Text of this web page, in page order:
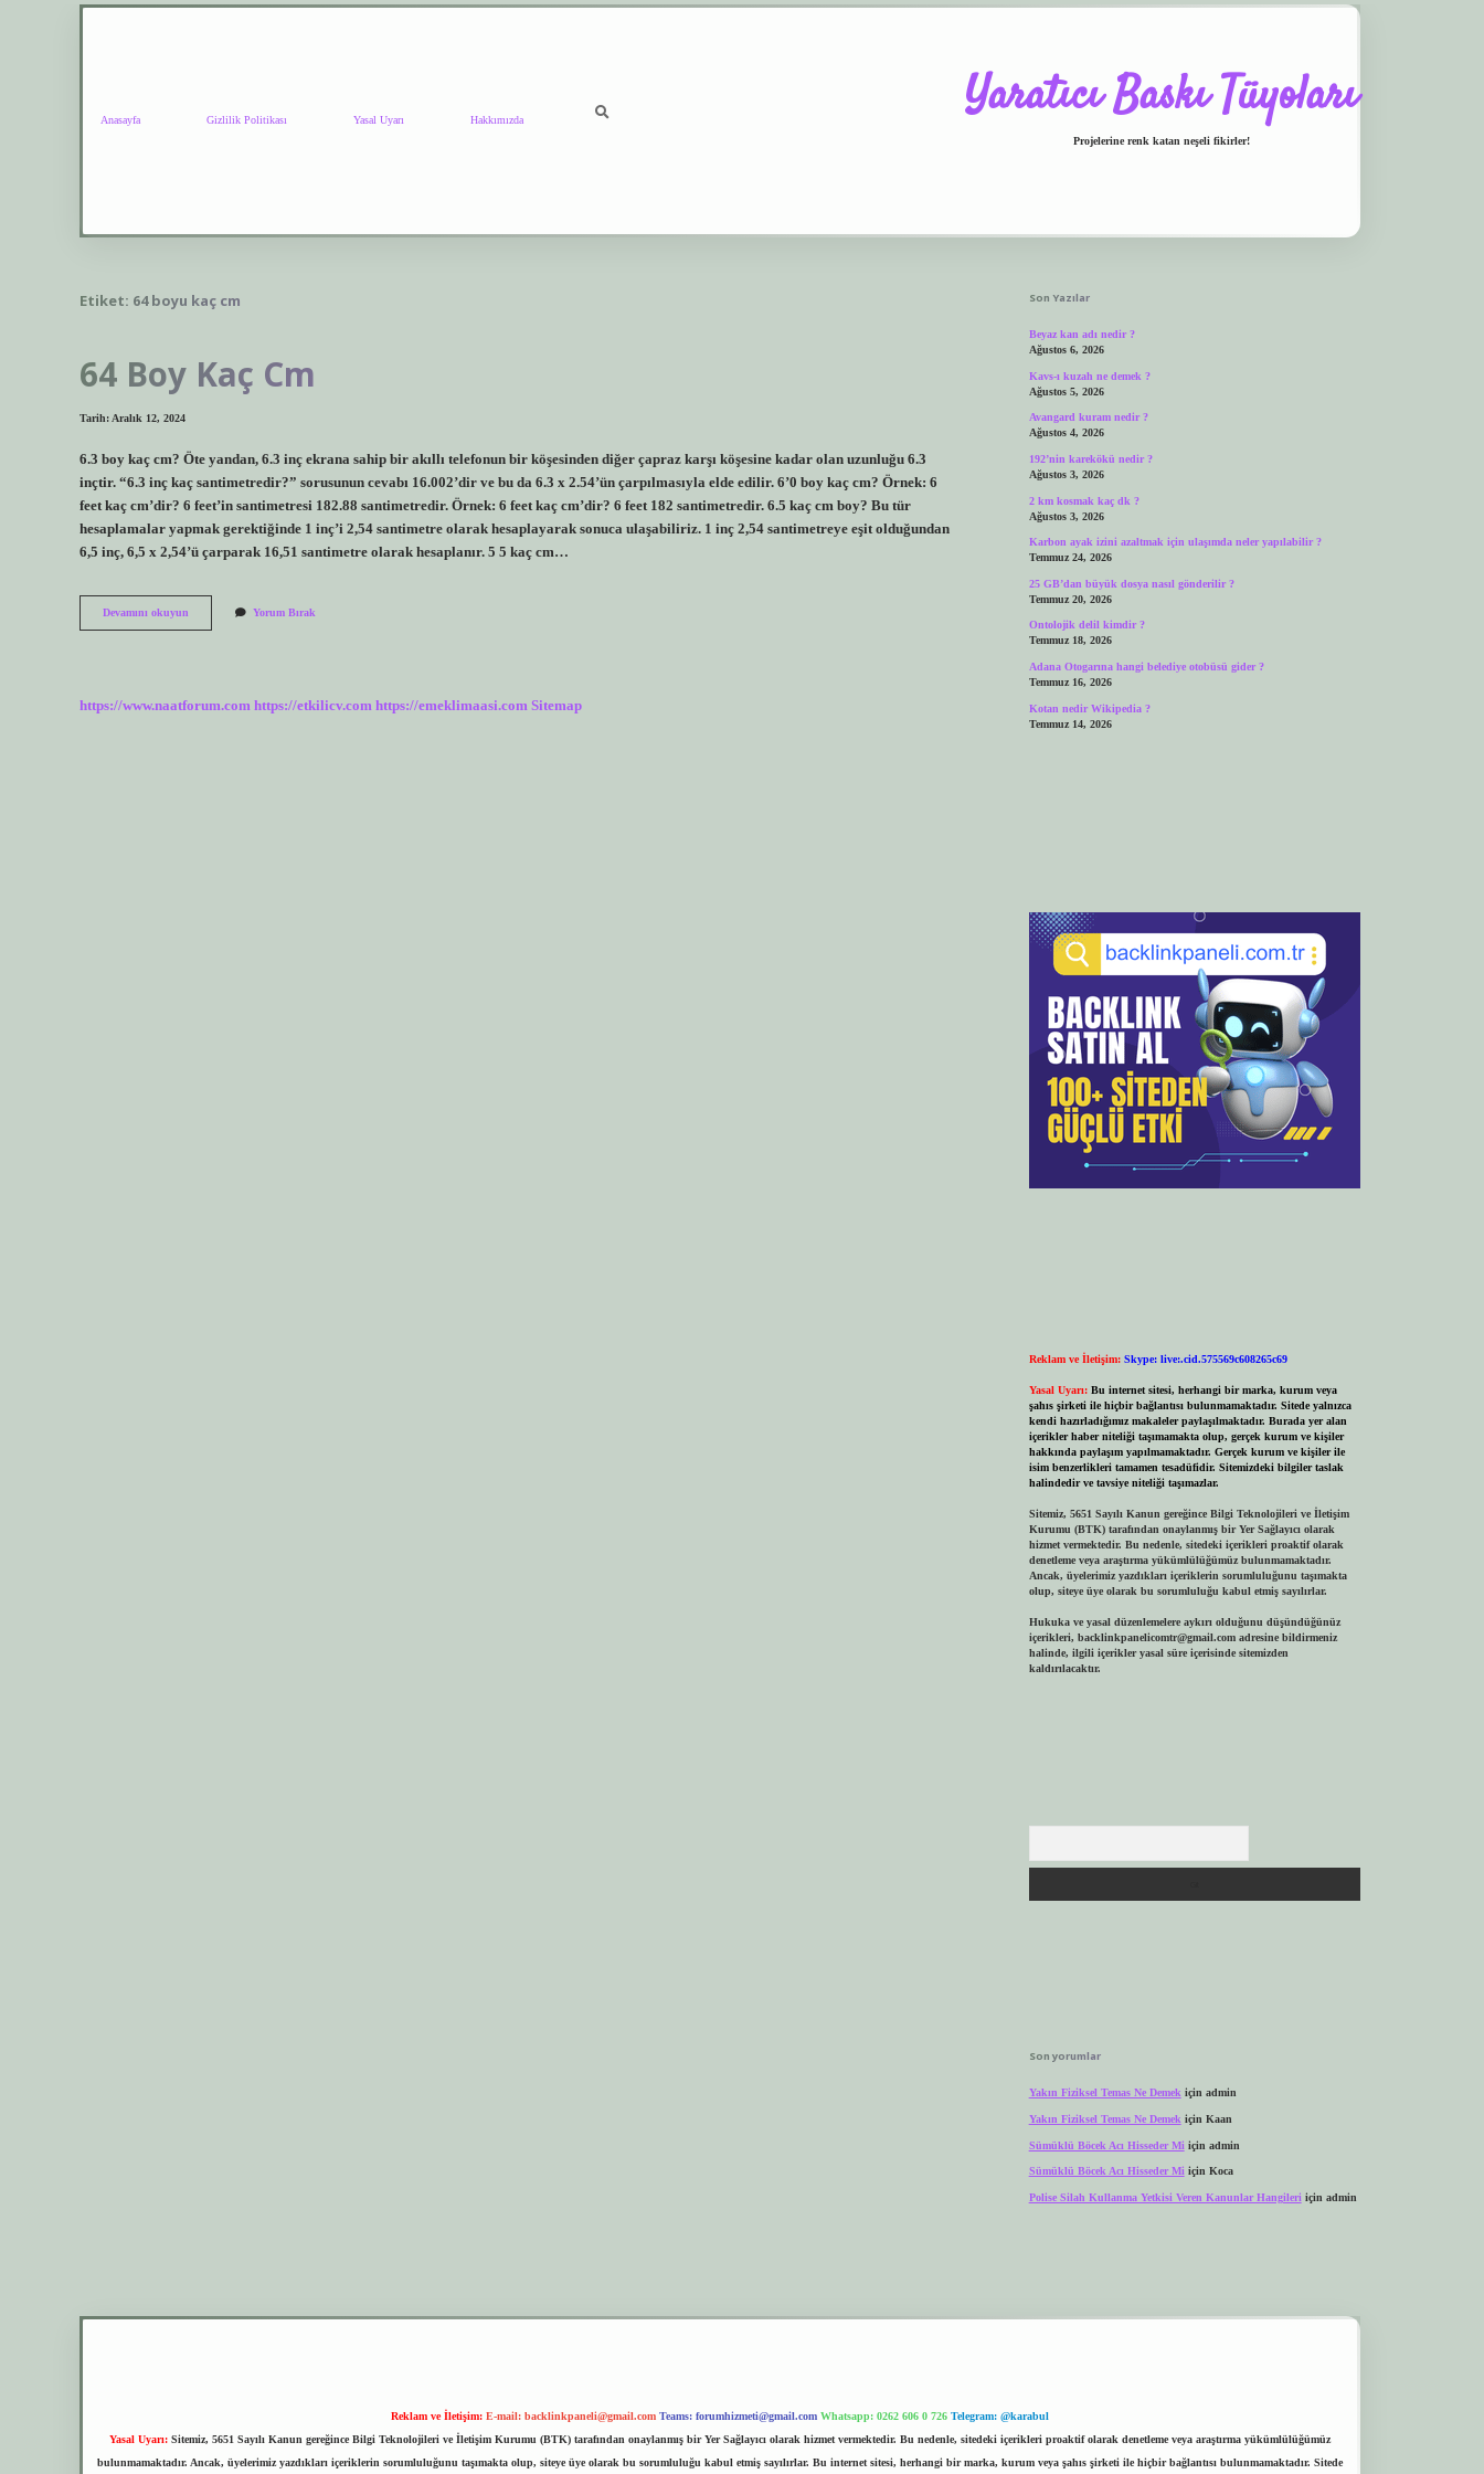
Anasayfa Gizlilik Politikası Yasal Uyarı Hakkımızda Yaratıcı Baskı Tüyoları
Projelerine renk katan neşeli fikirler!
Etiket: 64 boyu kaç cm
64 Boy Kaç Cm
Tarih: Aralık 12, 2024
6.3 boy kaç cm? Öte yandan, 6.3 inç ekrana sahip bir akıllı telefonun bir köşesinden diğer çapraz karşı köşesine kadar olan uzunluğu 6.3
inçtir. “6.3 inç kaç santimetredir?” sorusunun cevabı 16.002’dir ve bu da 6.3 x 2.54’ün çarpılmasıyla elde edilir. 6’0 boy kaç cm? Örnek: 6
feet kaç cm’dir? 6 feet’in santimetresi 182.88 santimetredir. Örnek: 6 feet kaç cm’dir? 6 feet 182 santimetredir. 6.5 kaç cm boy? Bu tür
hesaplamalar yapmak gerektiğinde 1 inç’i 2,54 santimetre olarak hesaplayarak sonuca ulaşabiliriz. 1 inç 2,54 santimetreye eşit olduğundan
6,5 inç, 6,5 x 2,54’ü çarparak 16,51 santimetre olarak hesaplanır. 5 5 kaç cm…
Devamını okuyun
Boy
Yorum Bırak
https://www.naatforum.com https://etkilicv.com https://emeklimaasi.com Sitemap
Son Yazılar
Beyaz kan adı nedir ?
Ağustos 6, 2026
Kavs-ı kuzah ne demek ?
Ağustos 5, 2026
Avangard kuram nedir ?
Ağustos 4, 2026
192’nin karekökü nedir ?
Ağustos 3, 2026
2 km kosmak kaç dk ?
Ağustos 3, 2026
Karbon ayak izini azaltmak için ulaşımda neler yapılabilir ?
Temmuz 24, 2026
25 GB’dan büyük dosya nasıl gönderilir ?
Temmuz 20, 2026
Ontolojik delil kimdir ?
Temmuz 18, 2026
Adana Otogarına hangi belediye otobüsü gider ?
Temmuz 16, 2026
Kotan nedir Wikipedia ?
Temmuz 14, 2026
Reklam ve İletişim: Skype: live:.cid.575569c608265c69
Yasal Uyarı: Bu internet sitesi, herhangi bir marka, kurum veya
şahıs şirketi ile hiçbir bağlantısı bulunmamaktadır. Sitede yalnızca
kendi hazırladığımız makaleler paylaşılmaktadır. Burada yer alan
içerikler haber niteliği taşımamakta olup, gerçek kurum ve kişiler
hakkında paylaşım yapılmamaktadır. Gerçek kurum ve kişiler ile
isim benzerlikleri tamamen tesadüfidir. Sitemizdeki bilgiler taslak
halindedir ve tavsiye niteliği taşımazlar.
Sitemiz, 5651 Sayılı Kanun gereğince Bilgi Teknolojileri ve İletişim
Kurumu (BTK) tarafından onaylanmış bir Yer Sağlayıcı olarak
hizmet vermektedir. Bu nedenle, sitedeki içerikleri proaktif olarak
denetleme veya araştırma yükümlülüğümüz bulunmamaktadır.
Ancak, üyelerimiz yazdıkları içeriklerin sorumluluğunu taşımakta
olup, siteye üye olarak bu sorumluluğu kabul etmiş sayılırlar.
Hukuka ve yasal düzenlemelere aykırı olduğunu düşündüğünüz
içerikleri, backlinkpanelicomtr@gmail.comadresine bildirmeniz
halinde, ilgili içerikler yasal süre içerisinde sitemizden
kaldırılacaktır.
Son yorumlar
Yakın Fiziksel Temas Ne Demekiçin admin
Yakın Fiziksel Temas Ne Demek için Kaan
Sümüklü Böcek Acı Hisseder Mi için admin
Sümüklü Böcek Acı Hisseder Mi için Koca
Polise Silah Kullanma Yetkisi Veren Kanunlar Hangileri için admin
Reklam ve İletişim: E-mail: backlinkpaneli@gmail.com Teams: forumhizmeti@gmail.com Whatsapp: 0262 606 0 726 Telegram: @karabul
Yasal Uyarı: Sitemiz, 5651 Sayılı Kanun gereğince Bilgi Teknolojileri ve İletişim Kurumu (BTK) tarafından onaylanmış bir Yer Sağlayıcı olarak hizmet vermektedir. Bu nedenle, sitedeki içerikleri proaktif olarak denetleme veya araştırma yükümlülüğümüz
bulunmamaktadır. Ancak, üyelerimiz yazdıkları içeriklerin sorumluluğunu taşımakta olup, siteye üye olarak bu sorumluluğu kabul etmiş sayılırlar. Bu internet sitesi, herhangi bir marka, kurum veya şahıs şirketi ile hiçbir bağlantısı bulunmamaktadır. Sitede